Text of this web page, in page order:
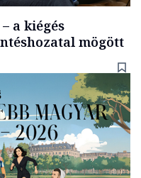
a kiégés
mögött